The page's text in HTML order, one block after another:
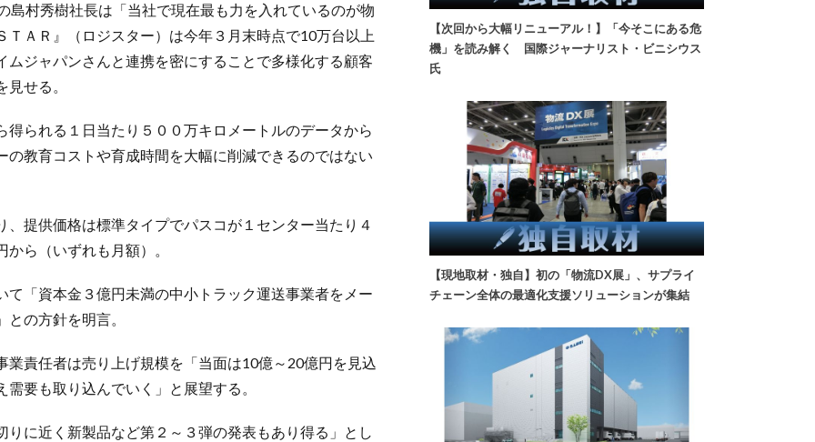
村秀樹社長は「当社で現在最も力を入れているのが物
ＡＲ』（ロジスター）は今年３月末時点で10万台以上
ジャパンさんと連携を密にすることで多様化する顧客
せる。
られる１日当たり５００万キロメートルのデータから
教育コストや育成時間を大幅に削減できるのではない
提供価格は標準タイプでパスコが１センター当たり４
ら（いずれも月額）。
「資本金３億円未満の中小トラック運送事業者をメー
の方針を明言。
責任者は売り上げ規模を「当面は10億～20億円を見込
要も取り込んでいく」と展望する。
に近く新製品など第２～３弾の発表もあり得る」とし
【次回から大幅リニューアル！】「今そこにある危
機」を読み解く 国際ジャーナリスト・ビニシウス
氏
【現地取材・独自】初の「物流DX展」、サプライ
チェーン全体の最適化支援ソリューションが集結